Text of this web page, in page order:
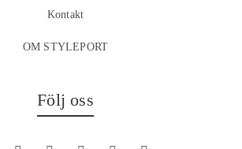
Kontakt
OM STYLEPORT
Följ oss